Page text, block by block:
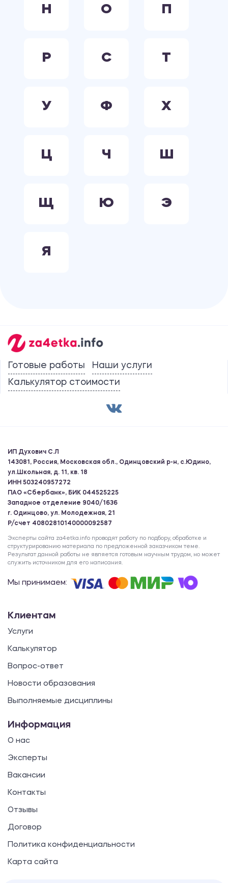
Н О П
Р С Т
У Ф Х
Ц Ч Ш
Щ Ю Э
Я
Готовые работы
Наши услуги
Калькулятор стоимости
ИП Духович С.Л
143081, Россия, Московская обл., Одинцовский р-н, с.Юдино,
ул.Школьная, д. 11, кв. 18
ИНН 503240957272
ПАО «Сбербанк», БИК 044525225
Западное отделение 9040/1636
г. Одинцово, ул. Молодежная, 21
Р/счет 40802810140000092587
Эксперты сайта za4etka.info проводят работу по подбору, обработке и
структурированию материала по предложенной заказчиком теме.
Результат данной работы не является готовым научным трудом, но может
служить источником для его написания.
Мы принимаем:
Клиентам
Услуги
Калькулятор
Вопрос-ответ
Новости образования
Выполняемые дисциплины
Информация
О нас
Эксперты
Вакансии
Контакты
Отзывы
Договор
Политика конфиденциальности
Карта сайта